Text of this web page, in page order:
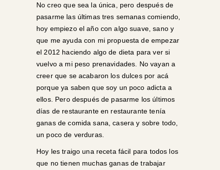
No creo que sea la única, pero después de
pasarme las últimas tres semanas comiendo,
hoy empiezo el año con algo suave, sano y
que me ayuda con mi propuesta de empezar
el 2012 haciendo algo de dieta para ver si
vuelvo a mi peso prenavidades. No vayan a
creer que se acabaron los dulces por acá
porque ya saben que soy un poco adicta a
ellos. Pero después de pasarme los últimos
días de restaurante en restaurante tenía
ganas de comida sana, casera y sobre todo,
un poco de verduras.
Hoy les traigo una receta fácil para todos los
que no tienen muchas ganas de trabajar